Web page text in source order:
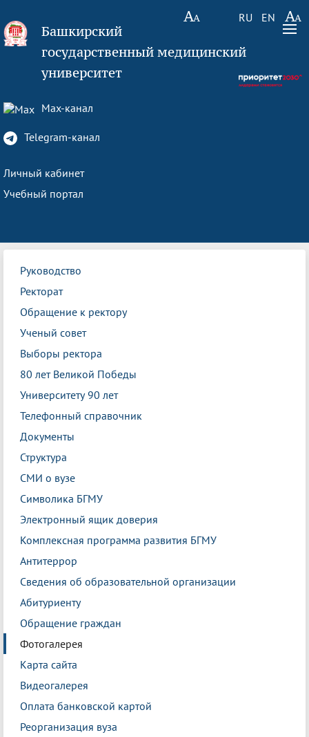
RU EN
Башкирский
государственный медицинский
университет
Max-канал
Telegram-канал
Личный кабинет
Учебный портал
Руководство
Ректорат
Обращение к ректору
Ученый совет
Выборы ректора
80 лет Великой Победы
Университету 90 лет
Телефонный справочник
Документы
Структура
СМИ о вузе
Символика БГМУ
Электронный ящик доверия
Комплексная программа развития БГМУ
Антитеррор
Сведения об образовательной организации
Абитуриенту
Обращение граждан
Фотогалерея
Карта сайта
Видеогалерея
Оплата банковской картой
Реорганизация вуза